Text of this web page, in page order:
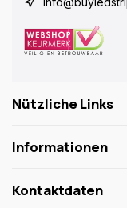
Nützliche Links
Informationen
Kontaktdaten